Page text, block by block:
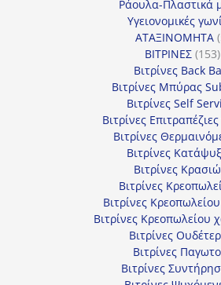
Ράουλα-Πλαστικά
Υγειονομικές
ΑΤΑΞΙΝΟΜΗΤΑ
ΒΙΤΡΙΝΕΣ 153
Βιτρίνες Back
Βιτρίνες Mπύρας
Βιτρίνες Self
Βιτρίνες
Βιτρίνες
Βιτρίνες
Βιτρίνες
Βιτρίνες
Βιτρίνες
Βιτρίνες Κρεοπωλείου
Βιτρίνες
Βιτρίνες
Βιτρίνες